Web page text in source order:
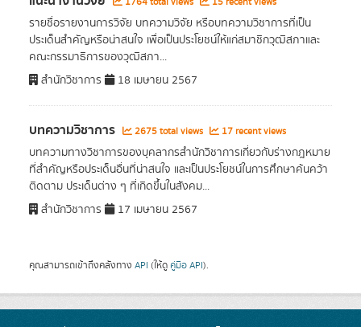
รายชื่อรายงานการวิจัย บทความวิจัย หรือบทความวิชาการที่เป็น
ประเด็นสำคัญหรือน่าสนใจ เพื่อเป็นประโยชน์ให้แก่สมาชิกวุฒิสภาและ
คณะกรรมาธิการของวุฒิสภา...
สำนักวิชาการ
18 เมษายน 2567
บทความวิชาการ 2675 total views 17 recent views
บทความทางวิชาการของบุคลากรสำนักวิชาการเกี่ยวกับร่างกฎหมาย
ที่สำคัญหรือประเด็นอื่นที่น่าสนใจ และเป็นประโยชน์ในการศึกษาค้นคว้า
ติดตาม ประเด็นต่าง ๆ ที่เกิดขึ้นในสังคม...
สำนักวิชาการ
17 เมษายน 2567
คุณสามารถเข้าถึงคลังทาง API (ให้ดู คู่มือ API).